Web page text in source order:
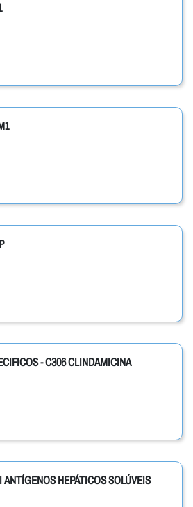
- C306 CLINDAMICINA
HEPÁTICOS SOLÚVEIS